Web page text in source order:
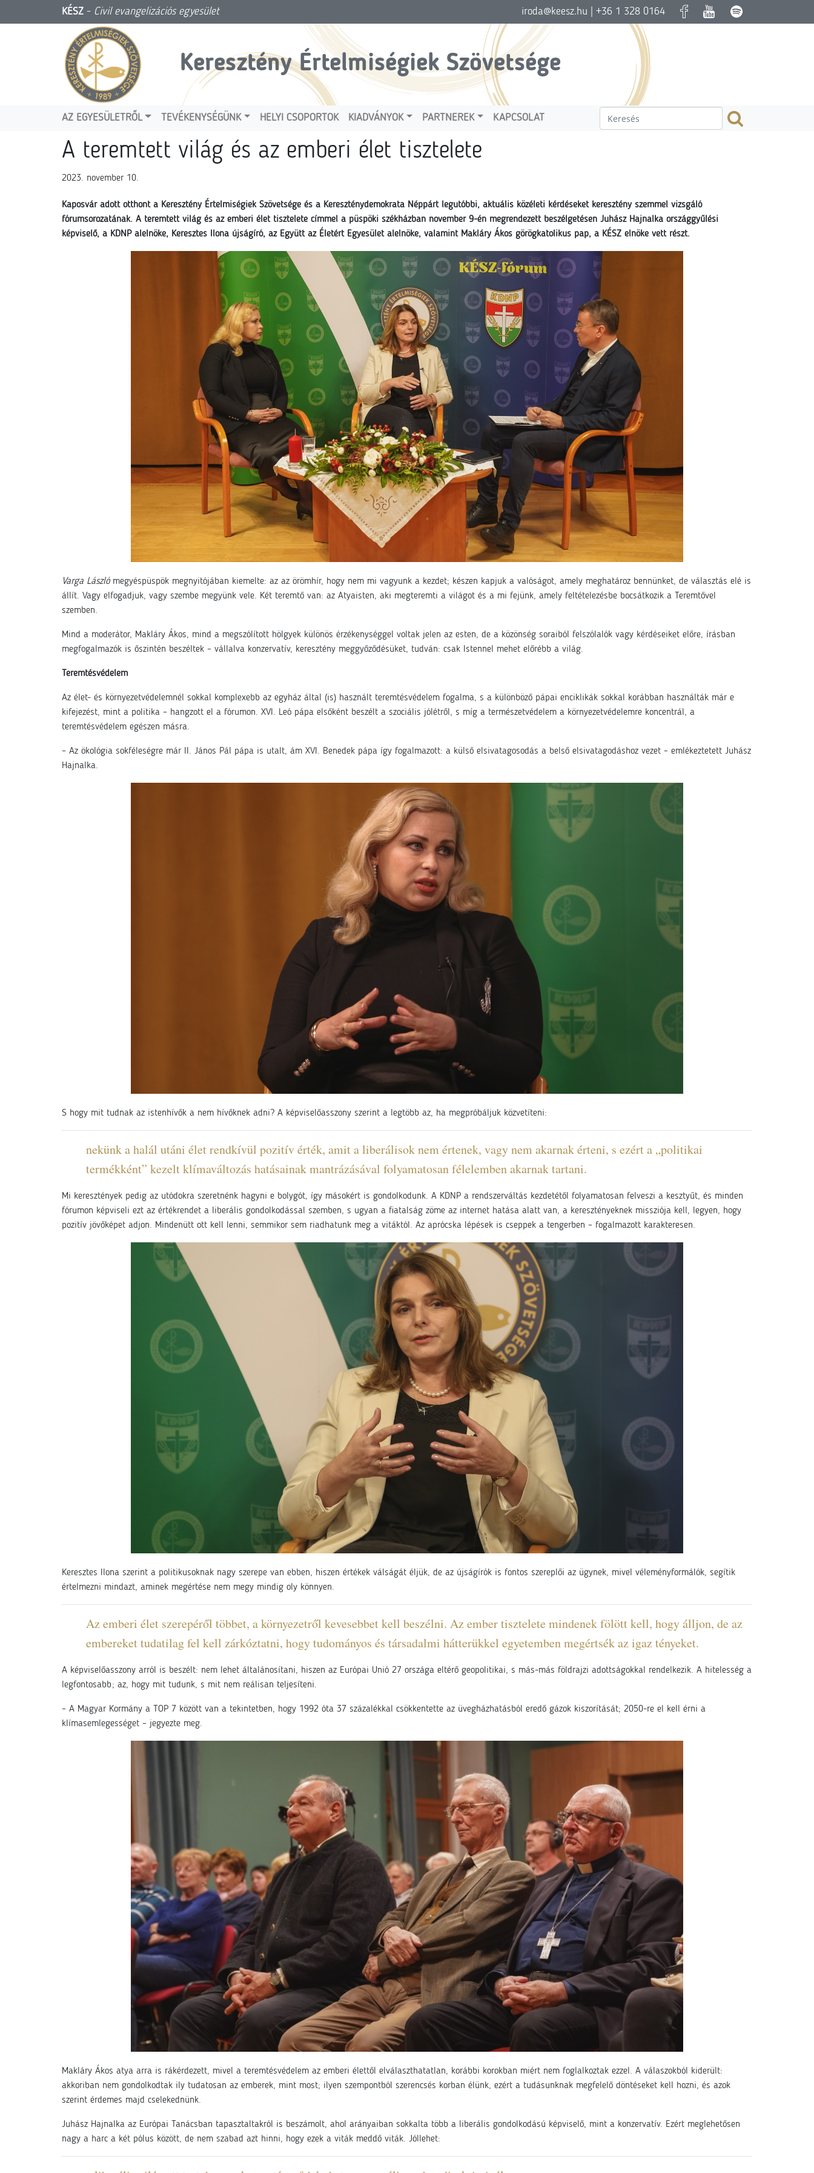
KÉSZ - Civil evangelizációs egyesület iroda@keesz.hu | +36 1 328 0164
Keresztény Értelmiségiek Szövetsége
AZ EGYESÜLETRŐL TEVÉKENYSÉGÜNK HELYI CSOPORTOK KIADVÁNYOK PARTNEREK KAPCSOLAT
A teremtett világ és az emberi élet tisztelete
2023. november 10.
Kaposvár adott otthont a Keresztény Értelmiségiek Szövetsége és a Kereszténydemokrata Néppárt legutóbbi, aktuális közéleti kérdéseket keresztény szemmel vizsgáló
fórumsorozatának. A teremtett világ és az emberi élet tisztelete címmel a püspöki székházban november 9-én megrendezett beszélgetésen Juhász Hajnalka országgyűlési
képviselő, a KDNP alelnöke, Keresztes Ilona újságíró, az Együtt az Életért Egyesület alelnöke, valamint Makláry Ákos görögkatolikus pap, a KÉSZ elnöke vett részt.
Varga Lászlómegyéspüspök megnyitójában kiemelte: az az örömhír, hogy nem mi vagyunk a kezdet; készen kapjuk a valóságot, amely meghatároz bennünket, de választás elé is
állít. Vagy elfogadjuk, vagy szembe megyünk vele. Két teremtő van: az Atyaisten, aki megteremti a világot és a mi fejünk, amely feltételezésbe bocsátkozik a Teremtővel
szemben.
Mind a moderátor, Makláry Ákos, mind a megszólított hölgyek különös érzékenységgel voltak jelen az esten, de a közönség soraiból felszólalók vagy kérdéseiket előre, írásban
megfogalmazók is őszintén beszéltek – vállalva konzervatív, keresztény meggyőződésüket, tudván: csak Istennel mehet előrébb a világ.
Teremtésvédelem
Az élet- és környezetvédelemnél sokkal komplexebb az egyház által (is) használt teremtésvédelem fogalma, s a különböző pápai enciklikák sokkal korábban használták már e
kifejezést, mint a politika – hangzott el a fórumon. XVI. Leó pápa elsőként beszélt a szociális jólétről, s míg a természetvédelem a környezetvédelemre koncentrál, a
teremtésvédelem egészen másra.
– Az ökológia sokféleségre már II. János Pál pápa is utalt, ám XVI. Benedek pápa így fogalmazott: a külső elsivatagosodás a belső elsivatagodáshoz vezet – emlékeztetett Juhász
Hajnalka.
S hogy mit tudnak az istenhívők a nem hívőknek adni? A képviselőasszony szerint a legtöbb az, ha megpróbáljuk közvetíteni:
nekünk a halál utáni élet rendkívül pozitív érték, amit a liberálisok nem értenek, vagy nem akarnak érteni, s ezért a „politikai
termékként” kezelt klímaváltozás hatásainak mantrázásával folyamatosan félelemben akarnak tartani.
Mi keresztények pedig az utódokra szeretnénk hagyni e bolygót, így másokért is gondolkodunk. A KDNP a rendszerváltás kezdetétől folyamatosan felveszi a kesztyűt, és minden
fórumon képviseli ezt az értékrendet a liberális gondolkodással szemben, s ugyan a fiatalság zöme az internet hatása alatt van, a keresztényeknek missziója kell, legyen, hogy
pozitív jövőképet adjon. Mindenütt ott kell lenni, semmikor sem riadhatunk meg a vitáktól. Az aprócska lépések is cseppek a tengerben – fogalmazott karakteresen.
Keresztes Ilona szerint a politikusoknak nagy szerepe van ebben, hiszen értékek válságát éljük, de az újságírók is fontos szereplői az ügynek, mivel véleményformálók, segítik
értelmezni mindazt, aminek megértése nem megy mindig oly könnyen.
Az emberi élet szerepéről többet, a környezetről kevesebbet kell beszélni. Az ember tisztelete mindenek fölött kell, hogy álljon, de az
embereket tudatilag fel kell zárkóztatni, hogy tudományos és társadalmi hátterükkel egyetemben megértsék az igaz tényeket.
A képviselőasszony arról is beszélt: nem lehet általánosítani, hiszen az Európai Unió 27 országa eltérő geopolitikai, s más-más földrajzi adottságokkal rendelkezik. A hitelesség a
legfontosabb; az, hogy mit tudunk, s mit nem reálisan teljesíteni.
– A Magyar Kormány a TOP 7 között van a tekintetben, hogy 1992 óta 37 százalékkal csökkentette az üvegházhatásból eredő gázok kiszorítását; 2050-re el kell érni a
klímasemlegességet – jegyezte meg.
Makláry Ákos atya arra is rákérdezett, mivel a teremtésvédelem az emberi élettől elválaszthatatlan, korábbi korokban miért nem foglalkoztak ezzel. A válaszokból kiderült:
akkoriban nem gondolkodtak ily tudatosan az emberek, mint most; ilyen szempontból szerencsés korban élünk, ezért a tudásunknak megfelelő döntéseket kell hozni, és azok
szerint érdemes majd cselekednünk.
Juhász Hajnalka az Európai Tanácsban tapasztaltakról is beszámolt, ahol arányaiban sokkalta több a liberális gondolkodású képviselő, mint a konzervatív. Ezért meglehetősen
nagy a harc a két pólus között, de nem szabad azt hinni, hogy ezek a viták meddő viták. Jóllehet: